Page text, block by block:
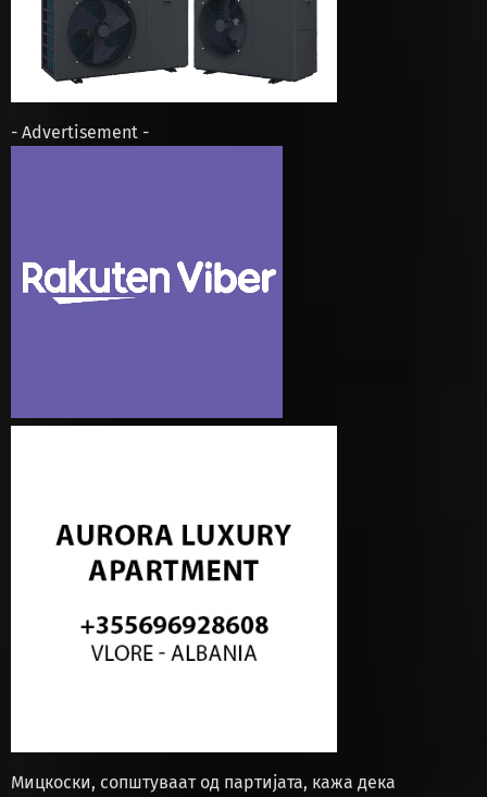
- Advertisement -
Мицкоски, сопштуваат од партијата, кажа дека